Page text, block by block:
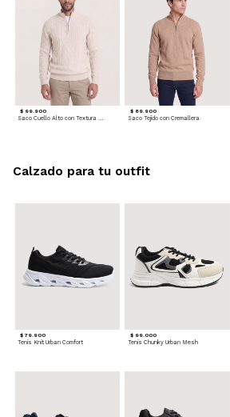
$ 99.900
Saco Cuello Alto con Textura Trenzada
$ 89.900
Saco Tejido con Cremallera
$ 79.900
Tenis Knit Urban Comfort
$ 99.000
Tenis Chunky Urban Mesh
Calzado para tu outfit